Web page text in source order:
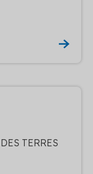
TERRES